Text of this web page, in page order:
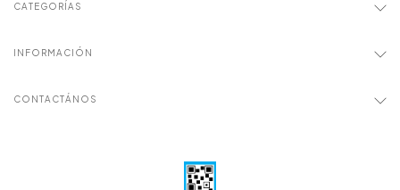
CATEGORÍAS
INFORMACIÓN
CONTACTÁNOS